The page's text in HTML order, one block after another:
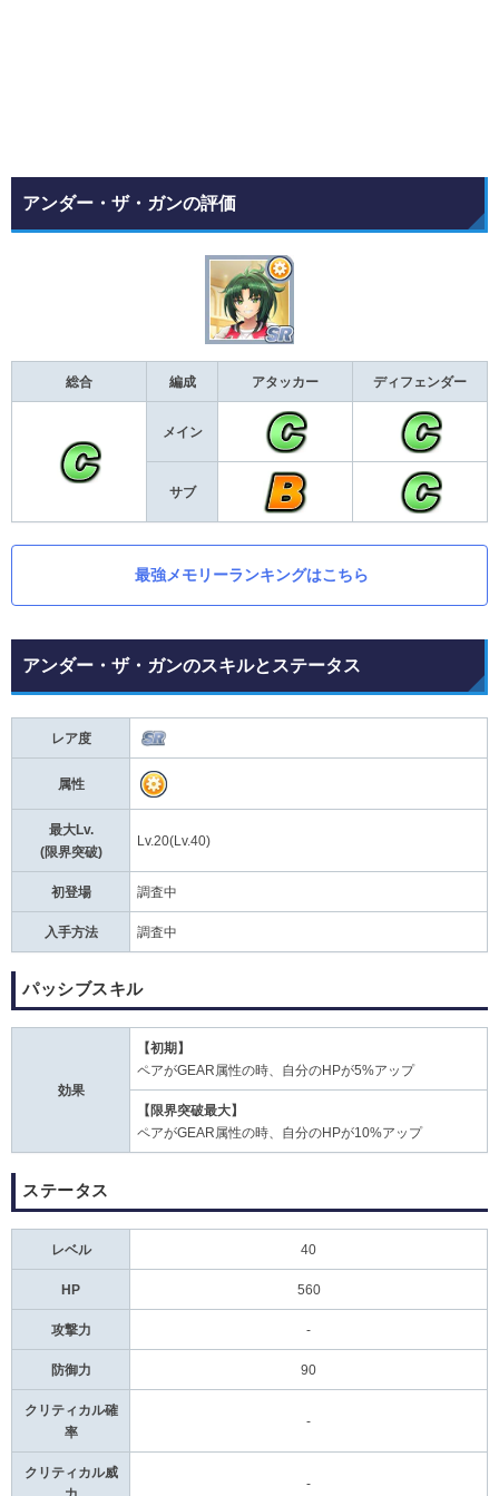
アンダー・ザ・ガンの評価
総合 編成 アタッカー ディフェンダー
メイン
サブ
最強メモリーランキングはこちら
アンダー・ザ・ガンのスキルとステータス
レア度
属性
最大Lv.
(限界突破)
Lv.20(Lv.40)
初登場 調査中
入手方法 調査中
パッシブスキル
効果
【初期】
ペアがGEAR属性の時、自分のHPが5%アップ
【限界突破最大】
ペアがGEAR属性の時、自分のHPが10%アップ
ステータス
レベル 40
HP 560
攻撃力 -
防御力 90
クリティカル確
率
-
クリティカル威
-